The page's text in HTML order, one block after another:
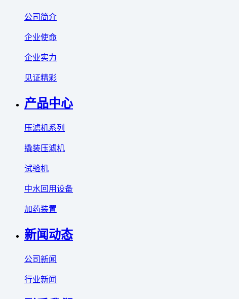
公司简介
企业使命
企业实力
见证精彩
产品中心
压滤机系列
撬装压滤机
试验机
中水回用设备
加药装置
新闻动态
公司新闻
行业新闻